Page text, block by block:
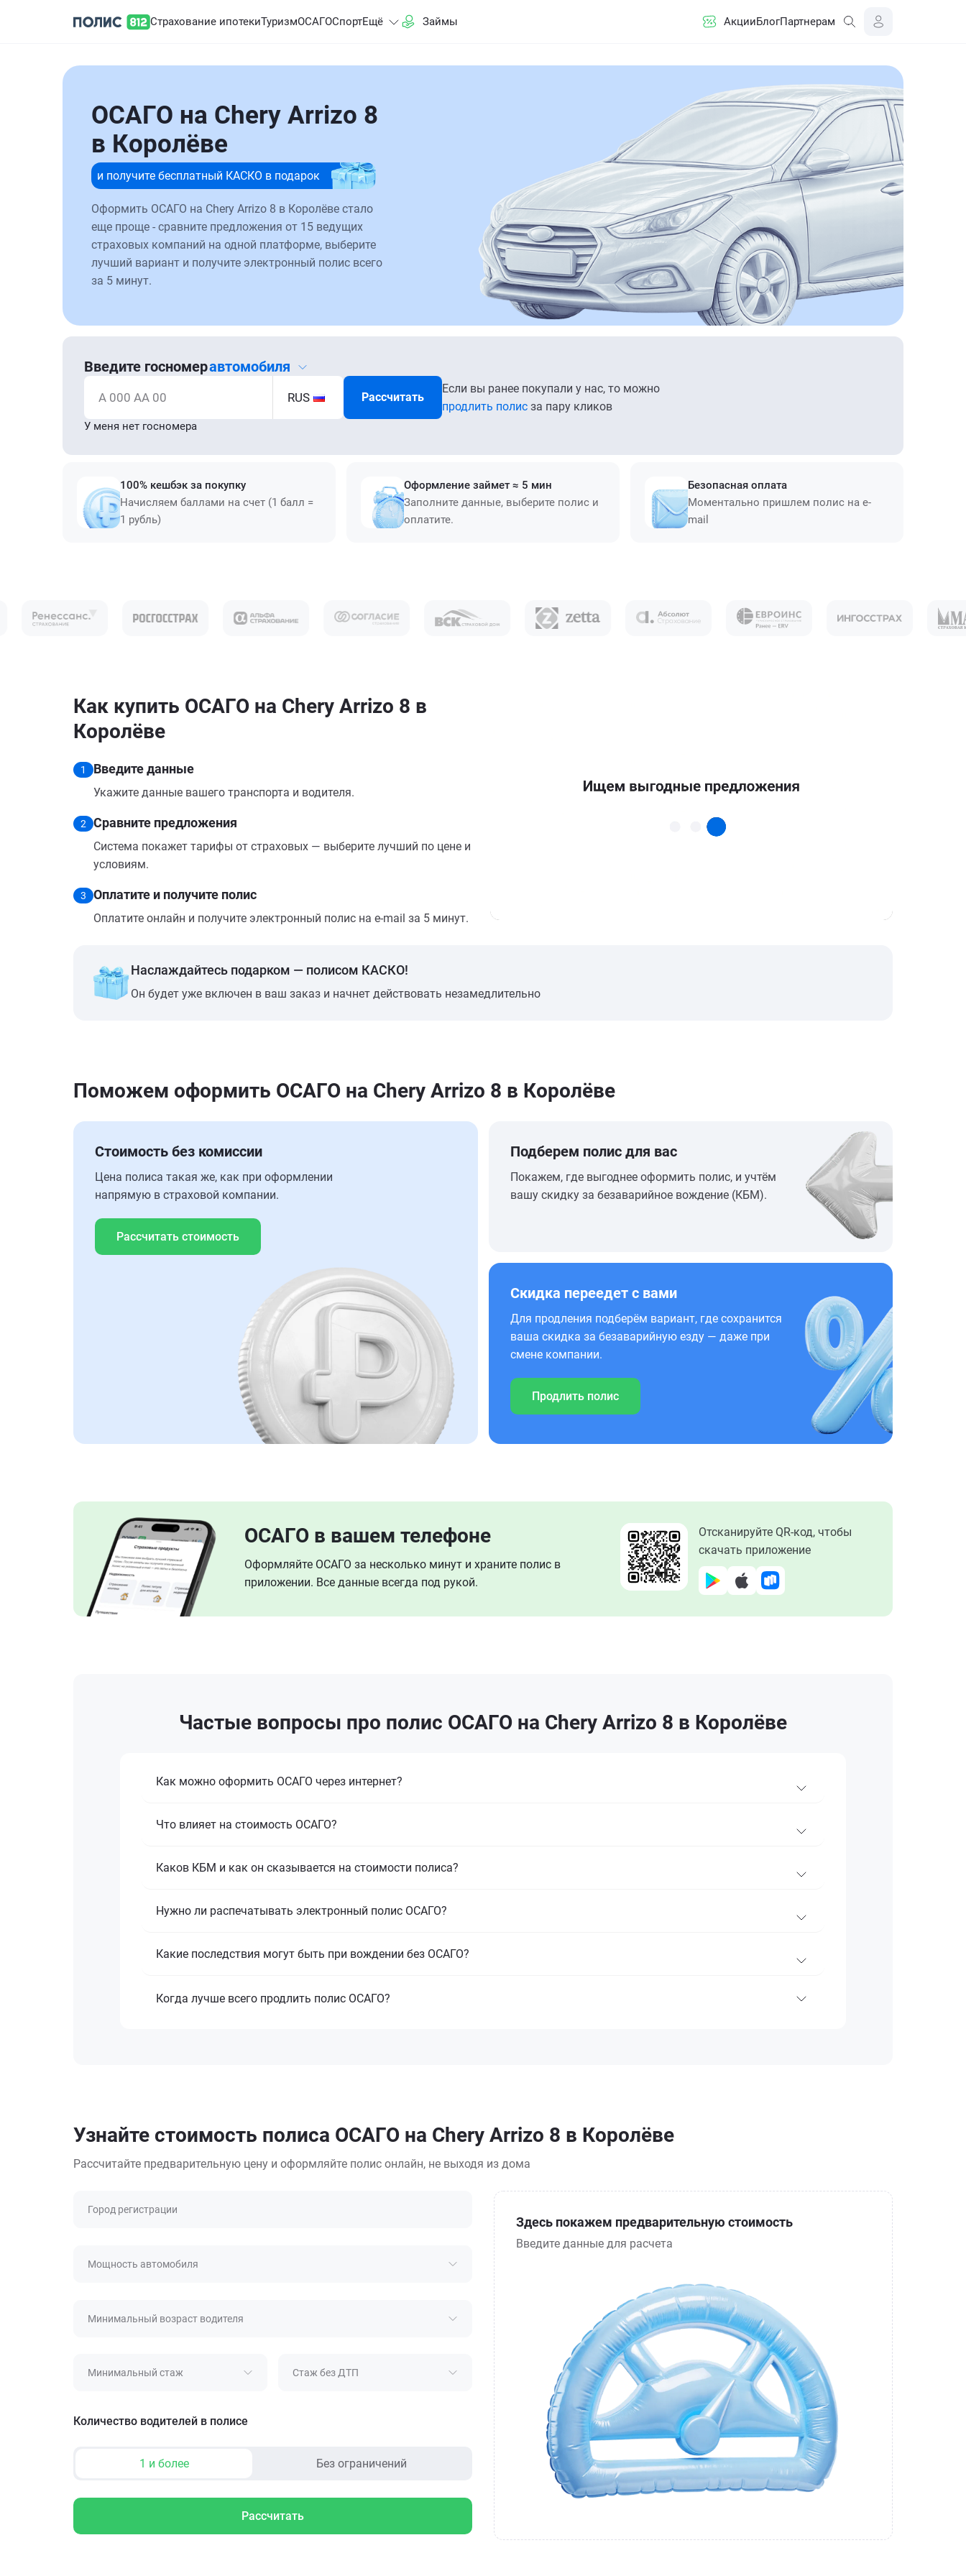
Страхование ипотекиТуризмОСАГОСпортЕщё Займы АкцииБлогПартнерам
ОСАГО на Chery Arrizo 8
в Королёве
и получите бесплатный КАСКО в подарок
Оформить ОСАГО на Chery Arrizo 8 в Королёве стало
еще проще - сравните предложения от 15 ведущих
страховых компаний на одной платформе, выберите
лучший вариант и получите электронный полис всего
за 5 минут.
Введите госномеравтомобиля
А 000 АА 00 RUS Рассчитать
Если вы ранее покупали у нас, то можно
продлить полис за пару кликов
У меня нет госномера
100% кешбэк за покупку
Начисляем баллами на счет (1 балл =
1 рубль)
Оформление займет ≈ 5 мин
Заполните данные, выберите полис и
оплатите.
Безопасная оплата
Моментально пришлем полис на e-
mail
Как купить ОСАГО на Chery Arrizo 8 в
Королёве
1 Введите данные
Укажите данные вашего транспорта и водителя.
2 Сравните предложения
Система покажет тарифы от страховых — выберите лучший по цене и
условиям.
3 Оплатите и получите полис
Оплатите онлайн и получите электронный полис на e-mail за 5 минут.
Наслаждайтесь подарком — полисом КАСКО!
Он будет уже включен в ваш заказ и начнет действовать незамедлительно
Поможем оформить ОСАГО на Chery Arrizo 8 в Королёве
Стоимость без комиссии
Цена полиса такая же, как при оформлении
напрямую в страховой компании.
Рассчитать стоимость
Подберем полис для вас
Покажем, где выгоднее оформить полис, и учтём
вашу скидку за безаварийное вождение (КБМ).
Скидка переедет с вами
Для продления подберём вариант, где сохранится
ваша скидка за безаварийную езду — даже при
смене компании.
Продлить полис
ОСАГО в вашем телефоне
Оформляйте ОСАГО за несколько минут и храните полис в
приложении. Все данные всегда под рукой.
Отсканируйте QR-код, чтобы
скачать приложение
Частые вопросы про полис ОСАГО на Chery Arrizo 8 в Королёве
Как можно оформить ОСАГО через интернет?
Что влияет на стоимость ОСАГО?
Каков КБМ и как он сказывается на стоимости полиса?
Нужно ли распечатывать электронный полис ОСАГО?
Какие последствия могут быть при вождении без ОСАГО?
Когда лучше всего продлить полис ОСАГО?
Узнайте стоимость полиса ОСАГО на Chery Arrizo 8 в Королёве
Рассчитайте предварительную цену и оформляйте полис онлайн, не выходя из дома
Город регистрации
Мощность автомобиля
Минимальный возраст водителя
Минимальный стаж Стаж без ДТП
Количество водителей в полисе
1 и более Без ограничений
Рассчитать
Здесь покажем предварительную стоимость
Введите данные для расчета